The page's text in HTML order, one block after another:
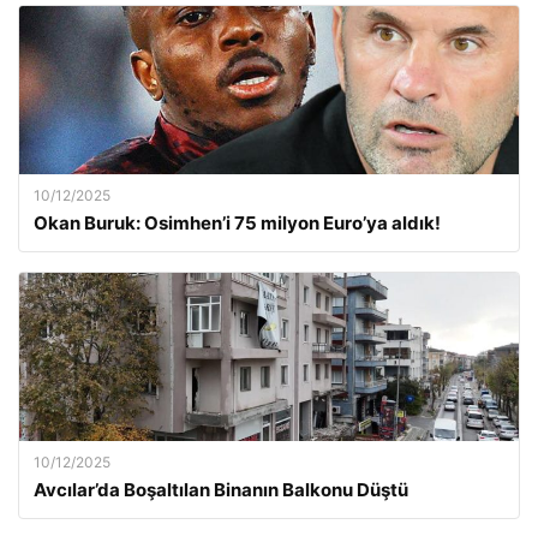
10/12/2025
Okan Buruk: Osimhen’i 75 milyon Euro’ya aldık!
10/12/2025
Avcılar’da Boşaltılan Binanın Balkonu Düştü